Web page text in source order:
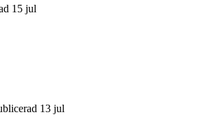
15 jul
13 jul